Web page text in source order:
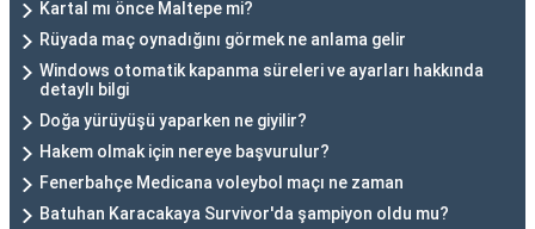
Kartal mı önce Maltepe mi?
Rüyada maç oynadığını görmek ne anlama gelir
Windows otomatik kapanma süreleri ve ayarları hakkında
detaylı bilgi
Doğa yürüyüşü yaparken ne giyilir?
Hakem olmak için nereye başvurulur?
Fenerbahçe Medicana voleybol maçı ne zaman
Batuhan Karacakaya Survivor'da şampiyon oldu mu?